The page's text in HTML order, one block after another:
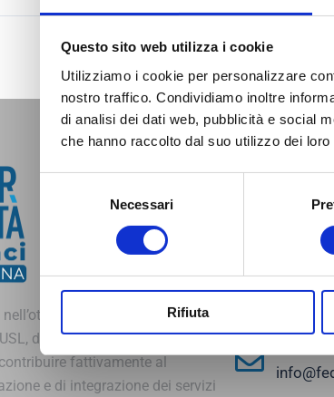
Questo sito web utilizza i cookie
Utilizziamo i cookie per personalizzare
nostro traffico. Condividiamo inoltre
di analisi dei dati web, pubblicità e social
che hanno raccolto dal suo utilizzo dei
Necessari
Rifiuta
1995 come
di Aziende ospedaliere e di
fattivamente al
e di integrazione dei servizi
Contatti
Viale